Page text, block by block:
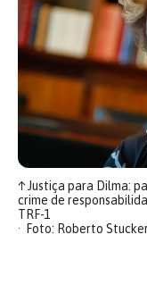
↑Justiça para Dilma:
crime de
TRF-1
Foto: Roberto